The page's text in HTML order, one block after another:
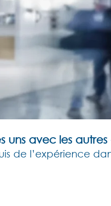
uns avec les
de l’expérience